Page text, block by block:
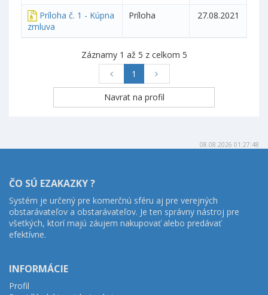
Príloha č. 1 - Kúpna
zmluva
Príloha 27.08.2021
Záznamy 1 až 5 z celkom 5
1
08.08.2026 01:27:48
ČO SÚ EZAKAZKY ?
Systém je určený pre komerčnú sféru aj pre verejných
obstarávateľov a obstarávateľov. Je ten správny nástroj pre
všetkých, ktorí majú záujem nakupovať alebo predávať
efektívne.
INFORMÁCIE
Profil